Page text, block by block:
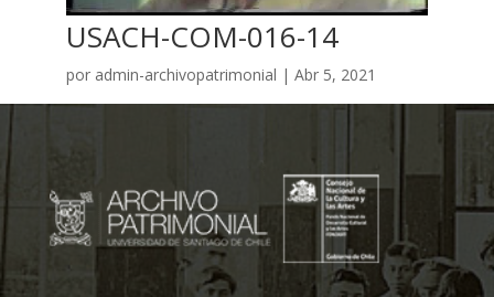
USACH-COM-016-14
por admin-archivopatrimonial | Abr 5, 2021